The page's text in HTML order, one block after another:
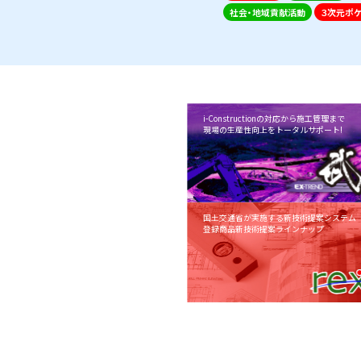
社会・地域貢献活動
３次元ポ
i-Constructionの対応から施工管理まで
現場の生産性向上をトータルサポート!
国土交通省が実施する新技術提案システム
登録商品新技術提案ラインナップ